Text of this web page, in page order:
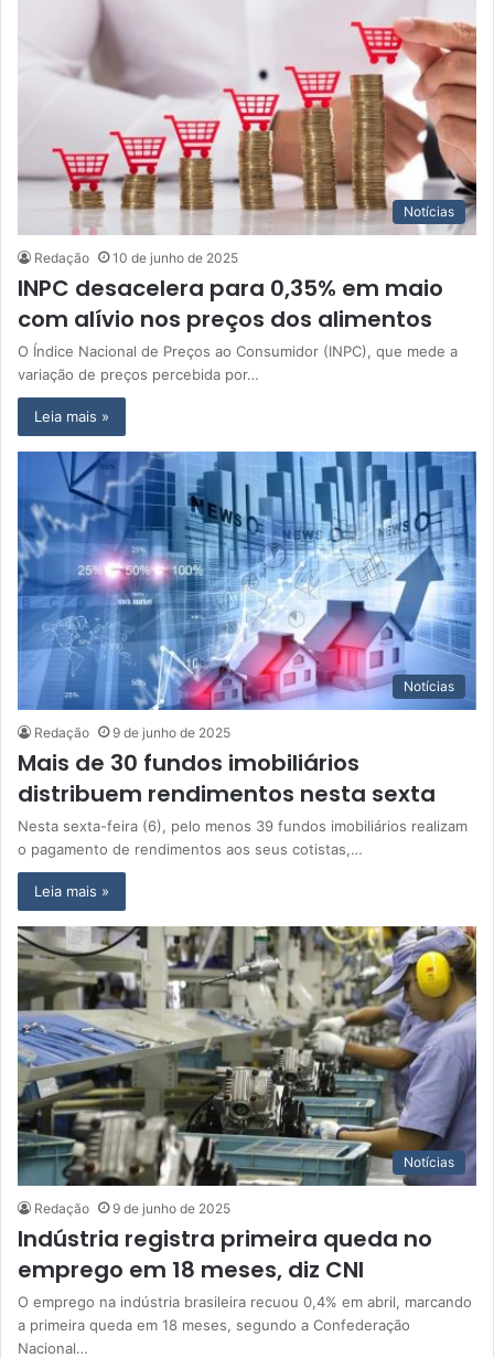
Notícias
Redação 10 de junho de 2025
INPC desacelera para 0,35% em maio
com alívio nos preços dos alimentos
O Índice Nacional de Preços ao Consumidor (INPC), que mede a
variação de preços percebida por…
Leia mais »
Notícias
Redação 9 de junho de 2025
Mais de 30 fundos imobiliários
distribuem rendimentos nesta sexta
Nesta sexta-feira (6), pelo menos 39 fundos imobiliários realizam
o pagamento de rendimentos aos seus cotistas,…
Leia mais »
Notícias
Redação 9 de junho de 2025
Indústria registra primeira queda no
emprego em 18 meses, diz CNI
O emprego na indústria brasileira recuou 0,4% em abril, marcando
a primeira queda em 18 meses, segundo a Confederação
Nacional…